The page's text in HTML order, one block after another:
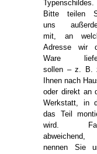
Typenschildes.
Bitte teilen
uns
mit, an
Adresse wir
Ware
sollen – z. B.
Ihnen nach
oder direkt an
Werkstatt, in
das Teil
wird.
abweichend,
nennen Sie